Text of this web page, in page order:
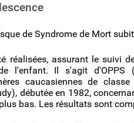
de Syndrome de Mort
réalisées, assurant le suivi
l'enfant. Il s'agit d'OPPS
caucasiennes de
débutée en 1982,
bas. Les résultats sont